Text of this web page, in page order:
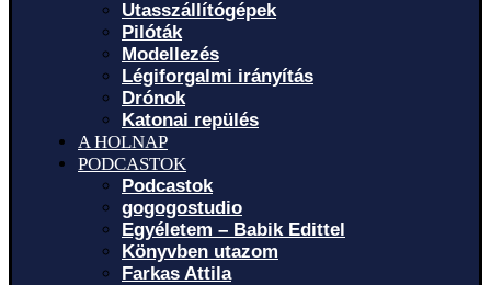
Utasszállítógépek
Pilóták
Modellezés
Légiforgalmi irányítás
Drónok
Katonai repülés
A HOLNAP
PODCASTOK
Podcastok
gogogostudio
Egyéletem – Babik Edittel
Könyvben utazom
Farkas Attila